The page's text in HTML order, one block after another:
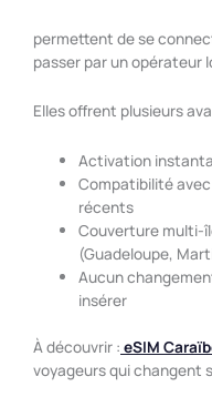
permettent de se
passer par un opérateur
Elles offrent plusieurs
Activation
Compatibilité
récents
Couverture multi-
(Guadeloupe,
Aucun
insérer
À découvrir : eSIM
voyageurs qui changent